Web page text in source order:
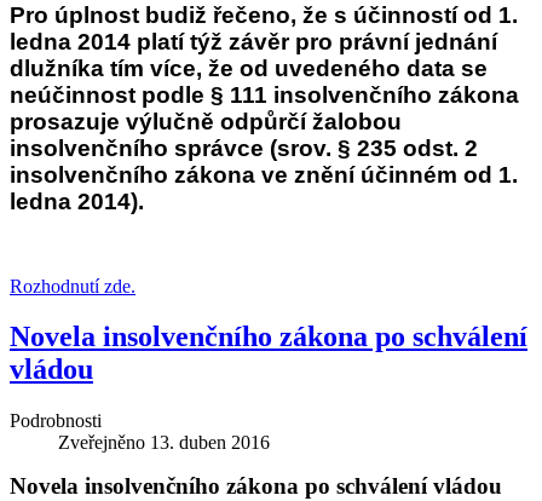
Pro úplnost budiž řečeno, že s účinností od 1.
ledna 2014 platí týž závěr pro právní jednání
dlužníka tím více, že od uvedeného data se
neúčinnost podle § 111 insolvenčního zákona
prosazuje výlučně odpůrčí žalobou
insolvenčního správce (srov. § 235 odst. 2
insolvenčního zákona ve znění účinném od 1.
ledna 2014).
Rozhodnutí zde.
Novela insolvenčního zákona po schválení
vládou
Podrobnosti
Zveřejněno 13. duben 2016
Novela insolvenčního zákona po schválení vládou